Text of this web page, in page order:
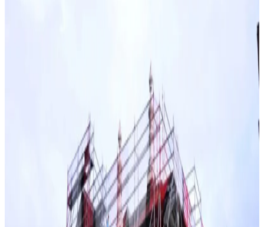
architecturales des monuments historiques.
Nos réalisations
Respect des contraintes architecturales et patrimoniales
Fixations non invasives pour préserver les façades
Structures autoportantes si nécessaire